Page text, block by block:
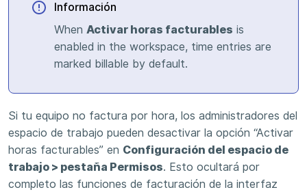
Información
When Activar horas facturables is
enabled in the workspace, time entries are
marked billable by default.
Si tu equipo no factura por hora, los administradores del
espacio de trabajo pueden desactivar la opción “Activar
horas facturables” en Configuración del espacio de
trabajo > pestaña Permisos. Esto ocultará por
completo las funciones de facturación de la interfaz